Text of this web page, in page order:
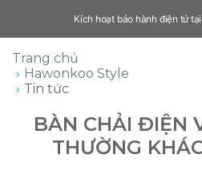
Kích hoạt bảo hành điện tử
Trang chủ
Hawonkoo Style
Tin tức
BÀN CHẢI ĐIỆN
THƯỜNG